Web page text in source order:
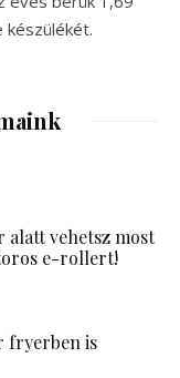
készülékét.
alatt vehetsz most
e-rollert!
fryerben is